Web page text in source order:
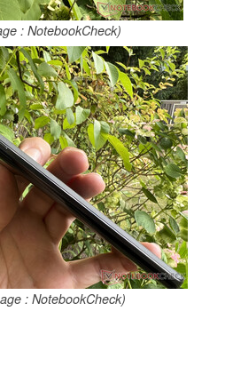
: NotebookCheck)
: NotebookCheck)